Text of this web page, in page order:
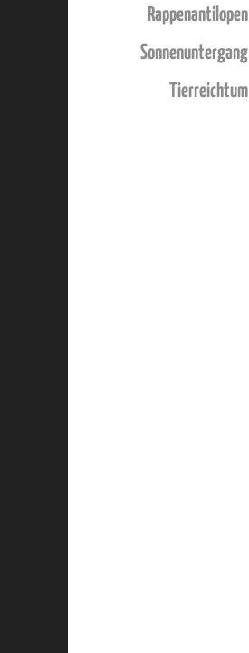
Rappenantilopen
Sonnenuntergang
Tierreichtum